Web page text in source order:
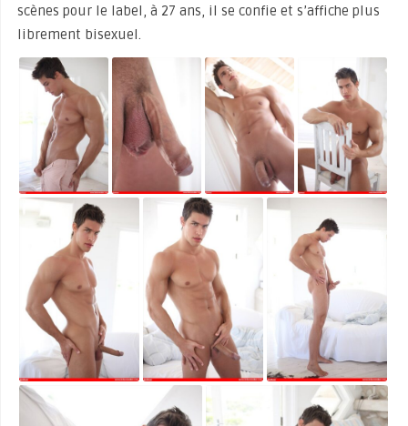
scènes pour le label, à 27 ans, il se confie et s’affiche plus
librement bisexuel.